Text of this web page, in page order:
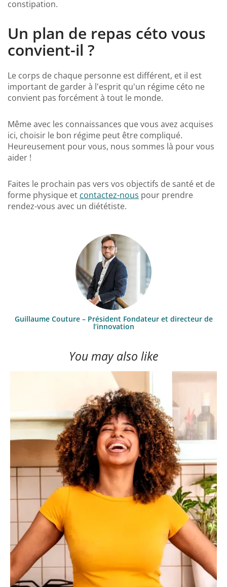
constipation.
Un plan de repas céto vous
convient-il ?
Le corps de chaque personne est différent, et il est
important de garder à l'esprit qu'un régime céto ne
convient pas forcément à tout le monde.
Même avec les connaissances que vous avez acquises
ici, choisir le bon régime peut être compliqué.
Heureusement pour vous, nous sommes là pour vous
aider !
Faites le prochain pas vers vos objectifs de santé et de
forme physique et contactez-nous pour prendre
rendez-vous avec un diététiste.
Guillaume Couture – Président Fondateur et directeur de
l’innovation
You may also like